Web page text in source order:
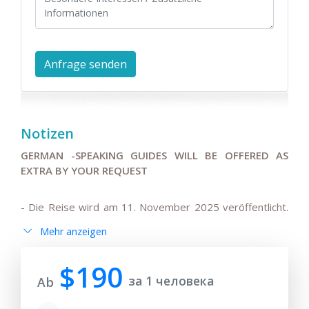
Notizen
GERMAN -SPEAKING GUIDES WILL BE OFFERED AS
EXTRA BY YOUR REQUEST
- Die Reise wird am 11. November 2025 veröffentlicht.
Preise gelten für 180 Tage (6 Monate) ab
- Alle Preise können sich ändern, wenn die Anfrage nach
Ablauf von 180 Tagen ab Veröffentlichungsdatum
Mehr anzeigen
Ab $190 за 1 человека